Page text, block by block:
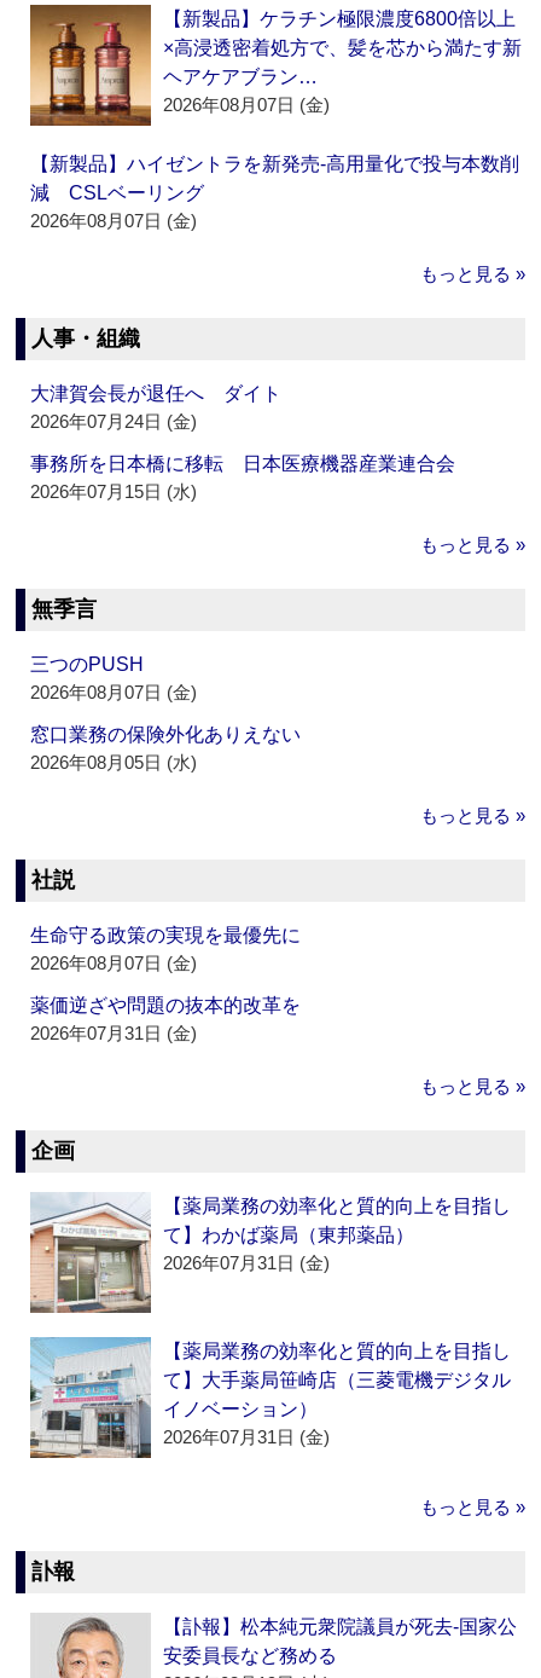
【新製品】ケラチン極限濃度6800倍以上
×高浸透密着処方で、髪を芯から満たす新
ヘアケアブラン…
2026年08月07日 (金)
【新製品】ハイゼントラを新発売‐高用量化で投与本数削
減 CSLベーリング
2026年08月07日 (金)
もっと見る »
人事・組織
大津賀会長が退任へ ダイト
2026年07月24日 (金)
事務所を日本橋に移転 日本医療機器産業連合会
2026年07月15日 (水)
もっと見る »
無季言
三つのPUSH
2026年08月07日 (金)
窓口業務の保険外化ありえない
2026年08月05日 (水)
もっと見る »
社説
生命守る政策の実現を最優先に
2026年08月07日 (金)
薬価逆ざや問題の抜本的改革を
2026年07月31日 (金)
もっと見る »
企画
【薬局業務の効率化と質的向上を目指し
て】わかば薬局（東邦薬品）
2026年07月31日 (金)
【薬局業務の効率化と質的向上を目指し
て】大手薬局笹崎店（三菱電機デジタル
イノベーション）
2026年07月31日 (金)
もっと見る »
訃報
【訃報】松本純元衆院議員が死去‐国家公
安委員長など務める